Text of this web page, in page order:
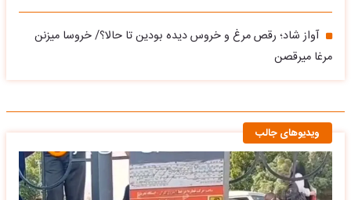
آواز شاد؛ رقص مرغ و خروس دیده بودین تا حالا؟/ خروسا میزنن
مرغا میرقصن
ویدیوهای جالب